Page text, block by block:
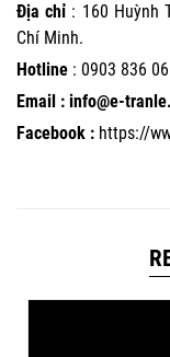
Địa chỉ : 160 Huỳnh
Chí Minh.
Hotline : 0903 836
Email : info@e-
Facebook : https://